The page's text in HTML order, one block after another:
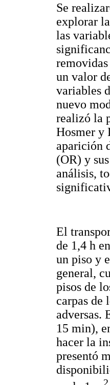
Se
explorar
las
un valor
variables
nuevo
realizó la
Hosmer y
aparición
(OR) y
análisis,
El
de 1,4 h
un piso y
general,
pisos de
carpas de
adversas.
15 min),
hacer la
presentó
2